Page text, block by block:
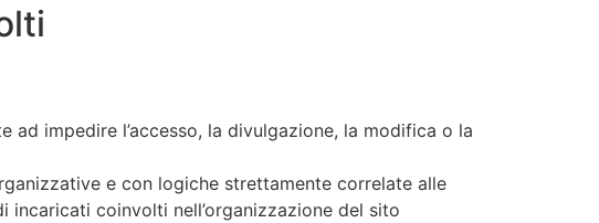
impedire l’accesso, la divulgazione, la modifica o la
e con logiche strettamente correlate alle
coinvolti nell’organizzazione del sito